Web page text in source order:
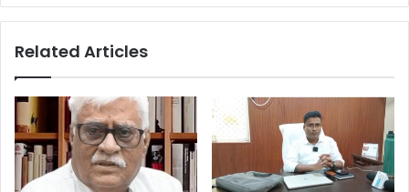
Related Articles